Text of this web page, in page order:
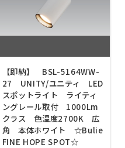
【即納】 BSL-5164WW-
27 UNITY/ユニティ LED
スポットライト ライティ
ングレール取付 1000Lm
クラス 色温度2700K 広
角 本体ホワイト ☆Bulie
FINE HOPE SPOT☆